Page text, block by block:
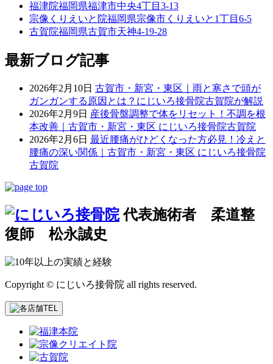
福津院福岡県福津市中央4丁目3-13
宗像くりえいと院福岡県宗像市くりえいと1丁目6-5
古賀院福岡県古賀市天神4-19-28
最新ブログ記事
2026年2月10日 古賀市・新宮・東区｜雨と寒さで頭が
ガンガンする原因とは？にじいろ接骨院古賀院が解説
2026年2月9日 産後骨盤調整で体をリセット！不調を根
本改善｜古賀市・新宮・東区 にじいろ接骨院古賀院
2026年2月6日 最近腰痛がひどくなった方必見！冷えと
腰痛の深い関係｜古賀市・新宮・東区 にじいろ接骨院
古賀院
代表施術者 柔道整
復師 松永誠史
Copyright © にじいろ接骨院 all rights reserved.